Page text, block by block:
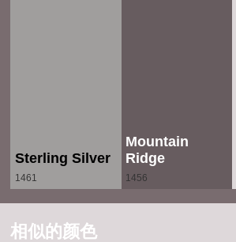
Sterling Silver
1461
Mountain
Ridge
1456
相似的颜色